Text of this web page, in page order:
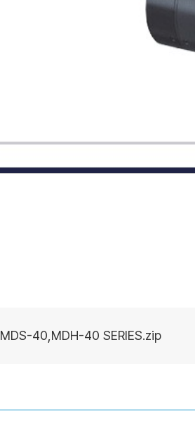
MDS-40,MDH-40 SERIES.zip